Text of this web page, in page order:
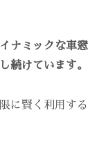
ナミックな車窓
続けています。
に賢く利用する